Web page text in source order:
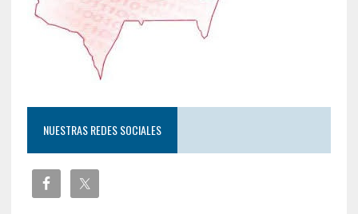
NUESTRAS REDES SOCIALES